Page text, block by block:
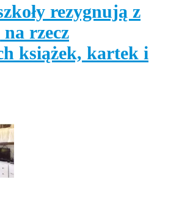
rezygnują z
rzecz
książek, kartek i